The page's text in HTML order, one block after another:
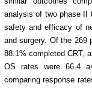
analysis of two phase II
safety and efficacy of
and surgery. Of the 269
88.1% completed CRT,
OS rates were 66.4
comparing response